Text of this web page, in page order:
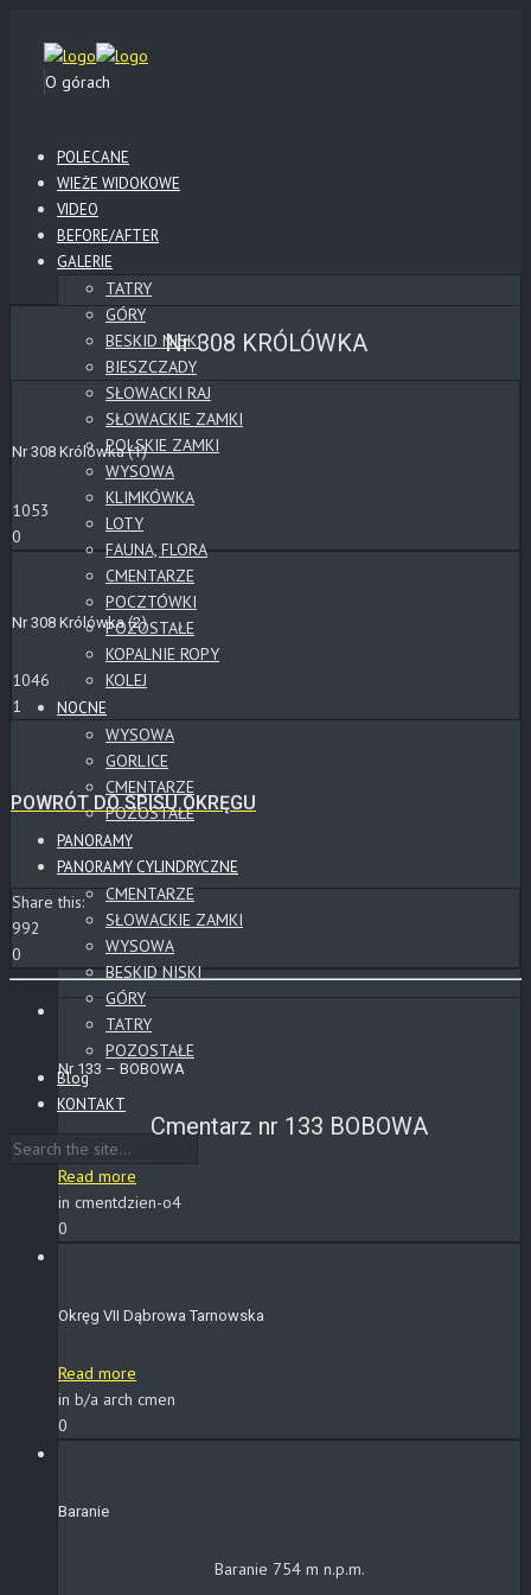
O górach
POLECANE
WIEŻE WIDOKOWE
VIDEO
BEFORE/AFTER
GALERIE
TATRY
GÓRY
BESKID NISKI
BIESZCZADY
SŁOWACKI RAJ
SŁOWACKIE ZAMKI
POLSKIE ZAMKI
WYSOWA
KLIMKÓWKA
LOTY
FAUNA, FLORA
CMENTARZE
POCZTÓWKI
POZOSTAŁE
KOPALNIE ROPY
KOLEJ
NOCNE
WYSOWA
GORLICE
CMENTARZE
POZOSTAŁE
PANORAMY
PANORAMY CYLINDRYCZNE
CMENTARZE
SŁOWACKIE ZAMKI
WYSOWA
BESKID NISKI
GÓRY
TATRY
POZOSTAŁE
Blog
KONTAKT
Nr 308 KRÓLÓWKA
Nr 308 Królówka (1)
1053
0
Nr 308 Królówka (2)
1046
1
POWRÓT DO SPISU OKRĘGU
Share this:
992
0
Nr 133 – BOBOWA
Cmentarz nr 133 BOBOWA
Read more
in cmentdzien-o4
0
Okręg VII Dąbrowa Tarnowska
Read more
in b/a arch cmen
0
Baranie
Baranie 754 m n.p.m.